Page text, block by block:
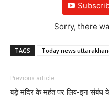
Sorry, there
TAGS Today news
Previous article
बड़े मंदिर के महंत पर लिव-इन संबंध